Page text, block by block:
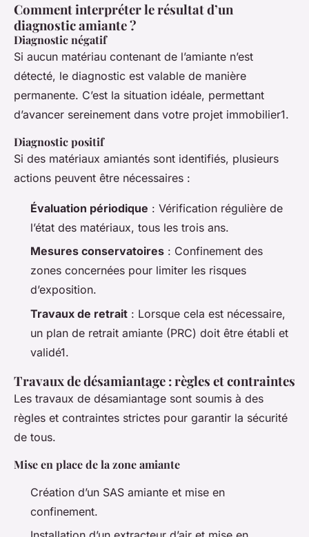
Comment interpréter le résultat d’un
diagnostic amiante ?
Diagnostic négatif
Si aucun matériau contenant de l’amiante n’est
détecté, le diagnostic est valable de manière
permanente. C’est la situation idéale, permettant
d’avancer sereinement dans votre projet immobilier1.
Diagnostic positif
Si des matériaux amiantés sont identifiés, plusieurs
actions peuvent être nécessaires :
Évaluation périodique : Vérification régulière de
l’état des matériaux, tous les trois ans.
Mesures conservatoires : Confinement des
zones concernées pour limiter les risques
d’exposition.
Travaux de retrait : Lorsque cela est nécessaire,
un plan de retrait amiante (PRC) doit être établi et
validé1.
Travaux de désamiantage : règles et contraintes
Les travaux de désamiantage sont soumis à des
règles et contraintes strictes pour garantir la sécurité
de tous.
Mise en place de la zone amiante
Création d’un SAS amiante et mise en
confinement.